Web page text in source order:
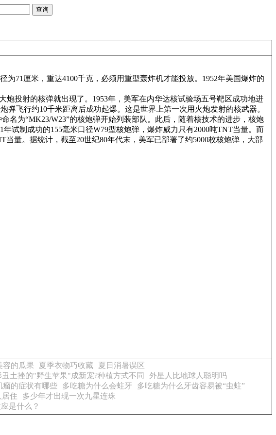
71厘米，重达4100千克，必须用重型轰炸机才能投放。1952年美国爆炸的
投射的核弹就出现了。1953年，美军在内华达核试验场五号靶区成功地进
飞行约10千米距离后成功起爆。这是世界上第一次用火炮发射的核武器。
名为“MK23/W23”的核炮弹开始列装部队。此后，随着核技术的进步，核炮
试制成功的155毫米口径W79型核炮弹，爆炸威力只有2000吨TNT当量。而
量。据统计，截至20世纪80年代末，美军已部署了约5000枚核炮弹，大部
容的瓜果 夏季衣物巧收藏
夏日消暑误区
丑土挫的"野生苹果"成新宠?种植方式不同
外星人比地球人聪明吗
瘤的症状有哪些 多吃糖为什么会蛀牙
多吃糖为什么牙齿容易被“虫蛀”
居住
多少年才出现一次九星连珠
是什么？